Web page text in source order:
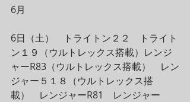
6月
6日（土）　トライトン２２　トライト
ン１９（ウルトレックス搭載）レンジ
ャーR83（ウルトレックス搭載）　レン
ジャー５１８（ウルトレックス搭
載）　レンジャーR81　レンジャー